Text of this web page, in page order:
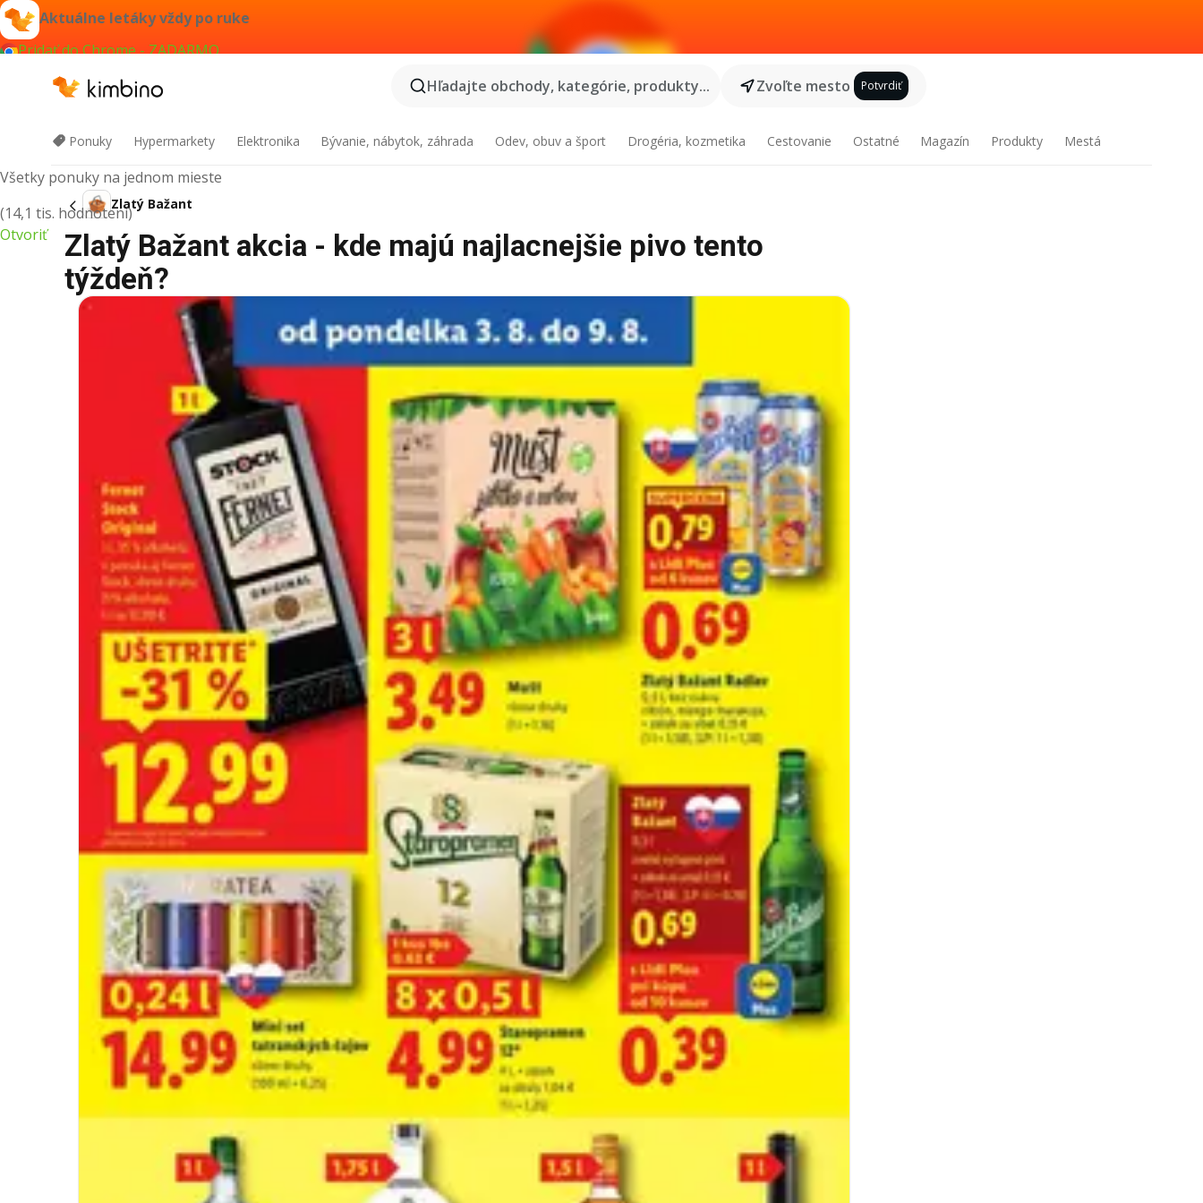
Aktuálne letáky vždy po ruke
Pridať do Chrome - ZADARMO
Kimbino
Všetky ponuky na jednom mieste
(14,1 tis. hodnotení)
Otvoriť
Hľadajte obchody, kategórie, produkty... Zvoľte mesto Potvrdiť
Ponuky Hypermarkety Elektronika Bývanie, nábytok, záhrada Odev, obuv a šport Drogéria, kozmetika Cestovanie Ostatné Magazín Produkty Mestá
Zlatý Bažant
Zlatý Bažant akcia - kde majú najlacnejšie pivo tento
týždeň?